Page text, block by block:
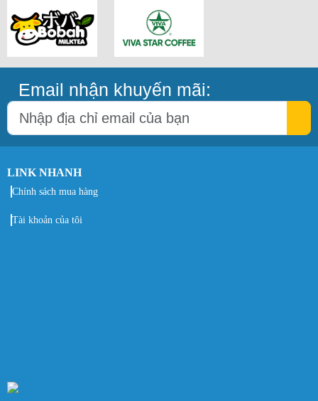
Email nhận khuyến mãi:
LINK NHANH
Chính sách mua hàng
Tài khoản của tôi